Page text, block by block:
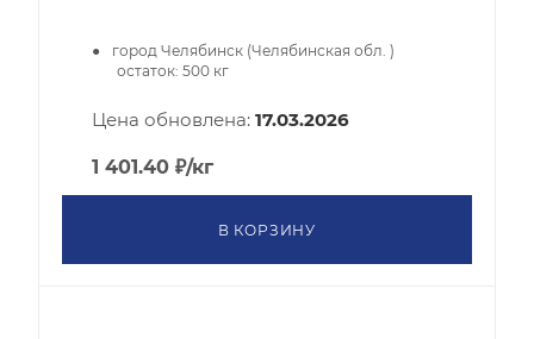
город Челябинск (Челябинская обл. )
остаток: 500 кг
Цена обновлена: 17.03.2026
1 401.40 ₽/кг
В КОРЗИНУ